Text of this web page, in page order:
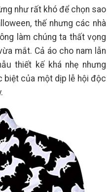
như rất khó để chọn sao
thế nhưng các nhà
làm chúng ta thất vọng
mắt. Cả áo cho nam lẫn
thiết kế khá nhẹ nhưng
biệt của một dịp lễ hội độc